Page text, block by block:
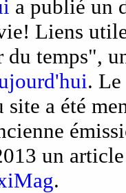
a publié un
Liens
du temps",
.
site a été
un
.